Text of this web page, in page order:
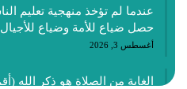
عندما لم تؤخذ منهجية تعليم
حصل ضياع للأمة وضياع للأجيال
أغسطس 3, 2026
الغاية من الصلاة هو ذكر الله